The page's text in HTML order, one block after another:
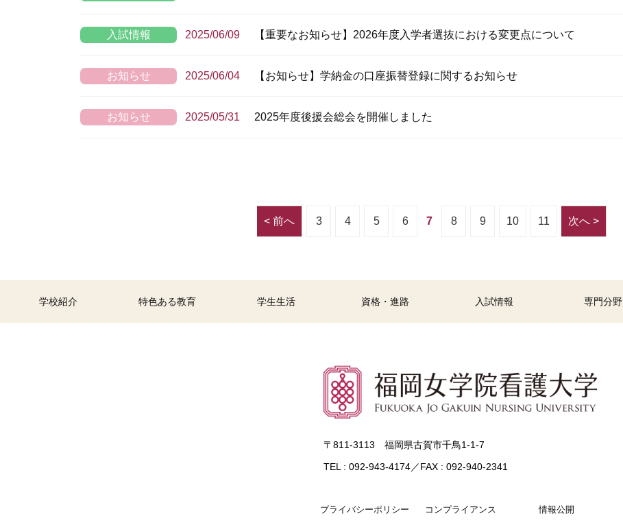
入試情報 2025/06/09 【重要なお知らせ】2026年度入学者選抜における変更点について
お知らせ 2025/06/04 【お知らせ】学納金の口座振替登録に関するお知らせ
お知らせ 2025/05/31 2025年度後援会総会を開催しました
< 前へ 3 4 5 6 7 8 9 10 11 次へ >
学校紹介 特色ある教育 学生生活 資格・進路 入試情報 専門分野
〒811-3113 福岡県古賀市千鳥1-1-7
TEL : 092-943-4174／FAX : 092-940-2341
プライバシーポリシー コンプライアンス 情報公開